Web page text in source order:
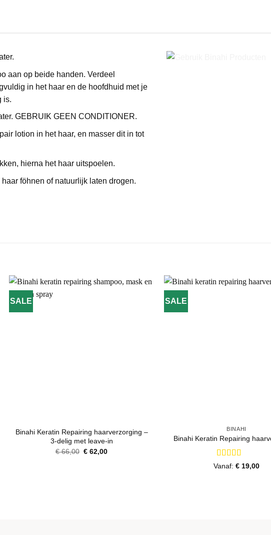
aan op beide handen. Verdeel
in het haar en de hoofdhuid met je
is.
GEBRUIK GEEN CONDITIONER.
lotion in het haar, en masser dit in tot
hierna het haar uitspoelen.
föhnen of natuurlijk laten drogen.
SALE
Binahi Keratin Repairing haarverzorging –
3-delig met leave-in
€66,00 Oorspronkelijke
€ 62,00Huidige
SALE
BINAHI
Binahi Keratin Repairing
Gewaardeerd
Vanaf: € 19,00